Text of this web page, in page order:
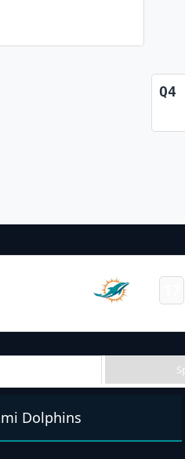
Q4
Dolphins